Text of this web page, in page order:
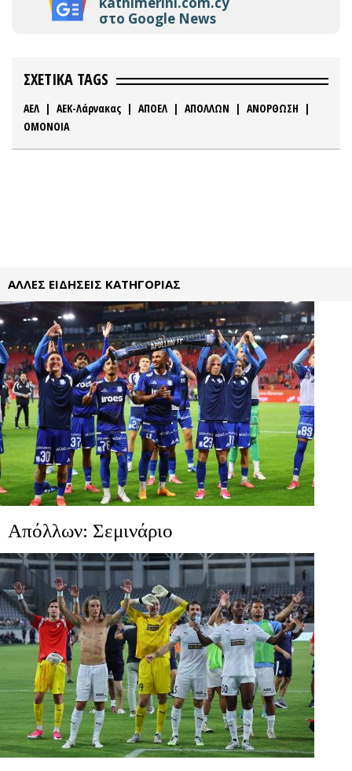
στο Google News
ΣΧΕΤΙΚΑ TAGS
ΑΕΛ | ΑΕΚ-Λάρνακας | ΑΠΟΕΛ | ΑΠΟΛΛΩΝ | ΑΝΟΡΘΩΣΗ |
ΟΜΟΝΟΙΑ
ΑΛΛΕΣ ΕΙΔΗΣΕΙΣ ΚΑΤΗΓΟΡΙΑΣ
Απόλλων: Σεμινάριο